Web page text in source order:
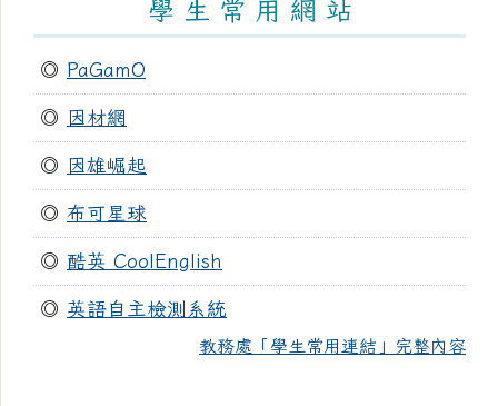
學 生 常 用 網 站
◎ PaGamO
◎ 因材網
◎ 因雄崛起
◎ 布可星球
◎ 酷英 CoolEnglish
◎ 英語自主檢測系統
教務處「學生常用連結」完整內容